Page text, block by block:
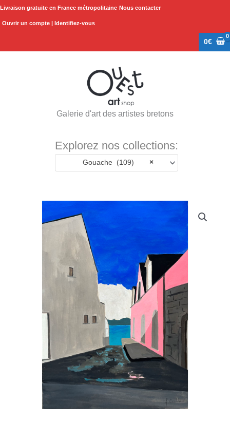
Aller
Livraison gratuite en France métropolitaine Nous contacter
Ouvrir un compte | Identifiez-vous
0€
Galerie d'art des artistes bretons
Explorez nos collections:
×
Gouache (109)